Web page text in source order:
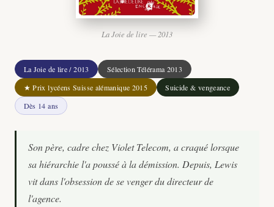
La Joie de lire — 2013
La Joie de lire / 2013
Sélection Télérama 2013
★ Prix lycéens Suisse alémanique 2015
Suicide & vengeance
Dès 14 ans
Son père, cadre chez Violet Telecom, a craqué lorsque
sa hiérarchie l'a poussé à la démission. Depuis, Lewis
vit dans l'obsession de se venger du directeur de
l'agence.